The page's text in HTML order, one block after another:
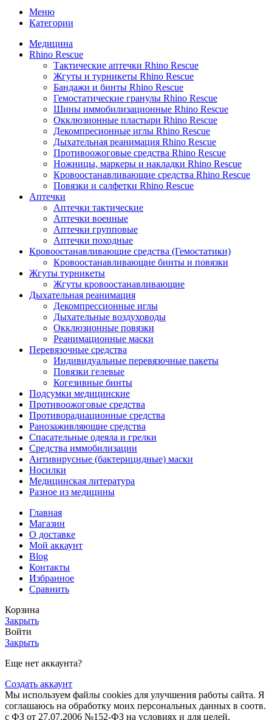
Меню
Категории
Медицина
Rhino Rescue
Тактические аптечки Rhino Rescue
Жгуты и турникеты Rhino Rescue
Бандажи и бинты Rhino Rescue
Гемостатические гранулы Rhino Rescue
Шины иммобилизационные Rhino Rescue
Окклюзионные пластыри Rhino Rescue
Декомпресионные иглы Rhino Rescue
Дыхательная реанимация Rhino Rescue
Противоожоговые средства Rhino Rescue
Ножницы, маркеры и накладки Rhino Rescue
Кровоостанавливающие средства Rhino Rescue
Повязки и салфетки Rhino Rescue
Аптечки
Аптечки тактические
Аптечки военные
Аптечки групповые
Аптечки походные
Кровоостанавливающие средства (Гемостатики)
Кровоостанавливающие бинты и повязки
Жгуты турникеты
Жгуты кровоостанавливающие
Дыхательная реанимация
Декомпрессионные иглы
Дыхательные воздуховоды
Окклюзионные повязки
Реанимационные маски
Перевязочные средства
Индивидуальные перевязочные пакеты
Повязки гелевые
Когезивные бинты
Подсумки медицинские
Противоожоговые средства
Противорадиационные средства
Ранозаживляющие средства
Спасательные одеяла и грелки
Средства иммобилизации
Антивирусные (бактерицидные) маски
Носилки
Медицинская литература
Разное из медицины
Главная
Магазин
О доставке
Мой аккаунт
Blog
Контакты
Избранное
Сравнить
Корзина
Закрыть
Войти
Закрыть
Еще нет аккаунта?
Создать аккаунт
Мы используем файлы cookies для улучшения работы сайта. Я
соглашаюсь на обработку моих персональных данных в соотв.
с ФЗ от 27.07.2006 №152-ФЗ на условиях и для целей,